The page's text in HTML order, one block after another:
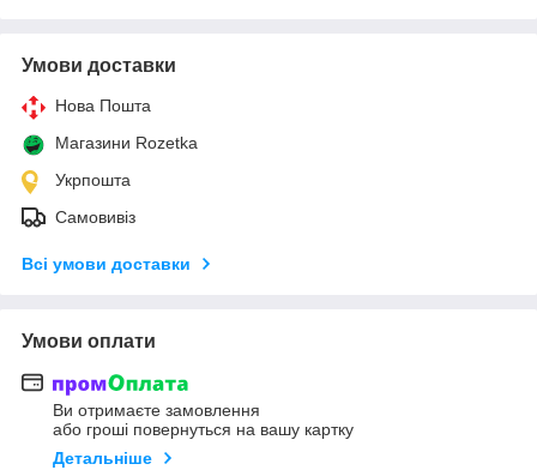
Умови доставки
Нова Пошта
Магазини Rozetka
Укрпошта
Самовивіз
Всі умови доставки
Умови оплати
Ви отримаєте замовлення
або гроші повернуться на вашу картку
Детальніше